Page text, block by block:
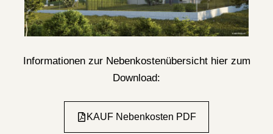
Informationen zur Nebenkostenübersicht hier zum
Download:
KAUF Nebenkosten PDF